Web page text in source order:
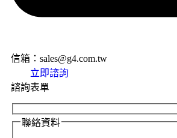
信箱：sales@g4.com.tw
立即諮詢
諮詢表單
聯絡資料